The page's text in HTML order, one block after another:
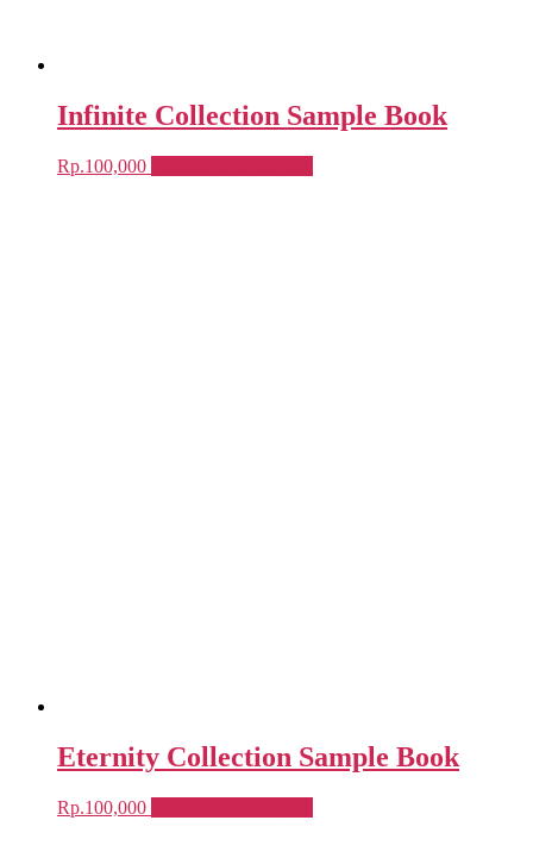
Infinite Collection Sample Book
Rp.100,000
Eternity Collection Sample Book
Rp.100,000